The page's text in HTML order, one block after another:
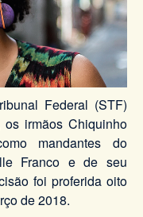
Federal (STF)
os irmãos Chiquinho
mandantes do
Franco e de seu
foi proferida oito
de 2018.